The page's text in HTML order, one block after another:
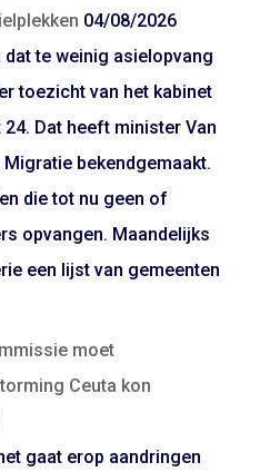
04/08/2026
dat te weinig asielopvang
toezicht van het kabinet
Dat heeft minister Van
bekendgemaakt.
die tot nu geen of
opvangen. Maandelijks
een lijst van gemeenten
moet
Ceuta kon
gaat erop aandringen